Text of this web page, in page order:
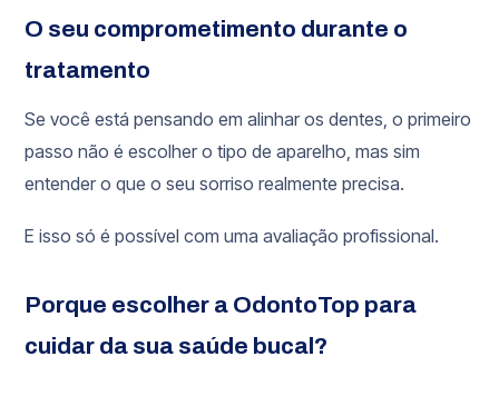
O seu comprometimento durante o
tratamento
Se você está pensando em alinhar os dentes, o primeiro
passo não é escolher o tipo de aparelho, mas sim
entender o que o seu sorriso realmente precisa.
E isso só é possível com uma avaliação profissional.
Porque escolher a OdontoTop para
cuidar da sua saúde bucal?